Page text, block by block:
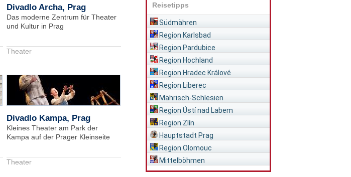
Divadlo Archa, Prag
Das moderne Zentrum für Theater
und Kultur in Prag
Theater
Divadlo Kampa, Prag
Kleines Theater am Park der
Kampa auf der Prager Kleinseite
Theater
Reisetipps
Südmähren
Region Karlsbad
Region Pardubice
Region Hochland
Region Hradec Králové
Region Liberec
Mährisch-Schlesien
Region Ústí nad Labem
Region Zlín
Hauptstadt Prag
Region Olomouc
Mittelböhmen